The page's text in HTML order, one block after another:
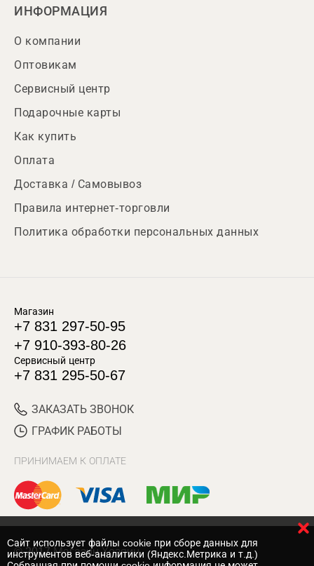
ИНФОРМАЦИЯ
О компании
Оптовикам
Сервисный центр
Подарочные карты
Как купить
Оплата
Доставка / Самовывоз
Правила интернет-торговли
Политика обработки персональных данных
Магазин
+7 831 297-50-95
+7 910-393-80-26
Сервисный центр
+7 831 295-50-67
ЗАКАЗАТЬ ЗВОНОК
ГРАФИК РАБОТЫ
ПРИНИМАЕМ К ОПЛАТЕ
© 2017 Магазин Хозяин
Cайт использует файлы cookie при сборе данных для
инструментов веб-аналитики (Яндекс.Метрика и т.д.)